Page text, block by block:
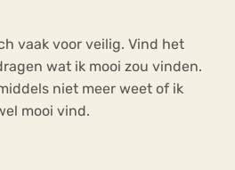
vaak voor veilig. Vind het
wat ik mooi zou vinden.
niet meer weet of ik
mooi vind.